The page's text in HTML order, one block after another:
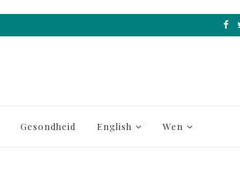
Gesondheid English Wen